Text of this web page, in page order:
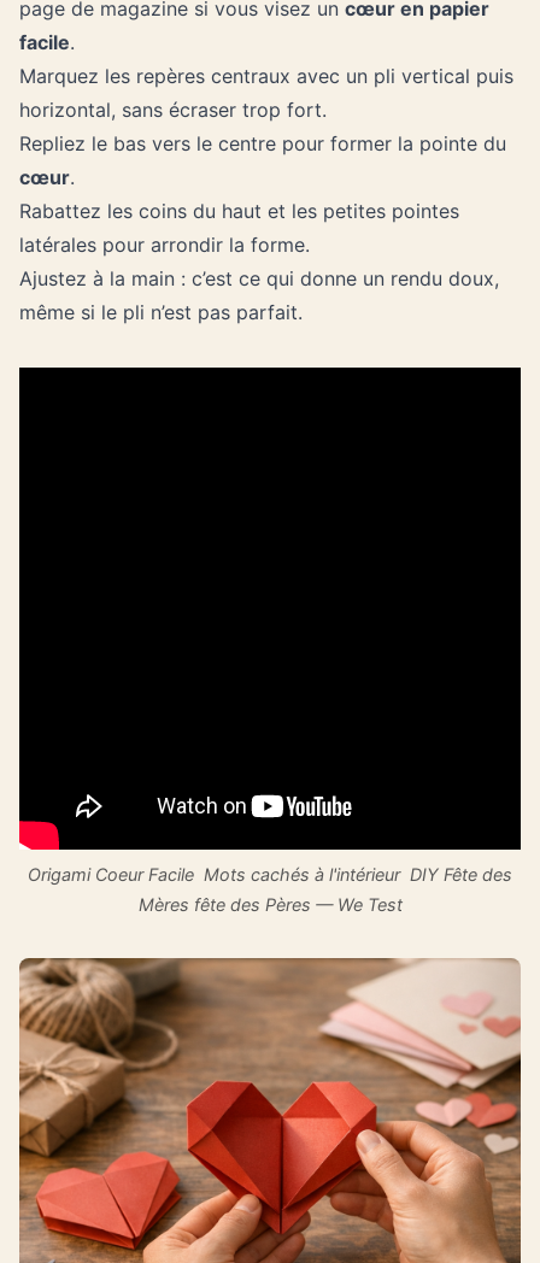
page de magazine si vous visez un cœur en papier
facile.
Marquez les repères centraux avec un pli vertical puis
horizontal, sans écraser trop fort.
Repliez le bas vers le centre pour former la pointe du
cœur.
Rabattez les coins du haut et les petites pointes
latérales pour arrondir la forme.
Ajustez à la main : c’est ce qui donne un rendu doux,
même si le pli n’est pas parfait.
Origami Coeur Facile ️ Mots cachés à l'intérieur ️ DIY Fête des
Mères fête des Pères — We Test